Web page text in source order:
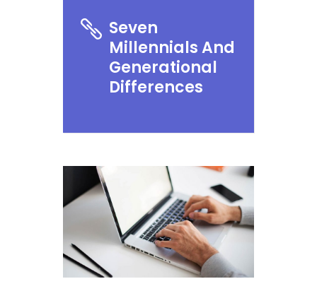
Seven
Millennials And
Generational
Differences